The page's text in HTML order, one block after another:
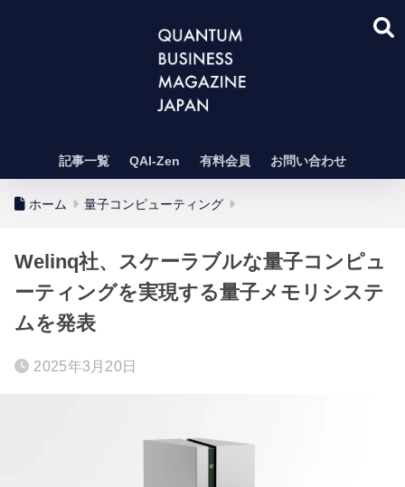
記事一覧 QAI-Zen 有料会員 お問い合わせ
ホーム 量子コンピューティング
Welinq社、スケーラブルな量子コンピュ
ーティングを実現する量子メモリシステ
ムを発表
2025年3月20日